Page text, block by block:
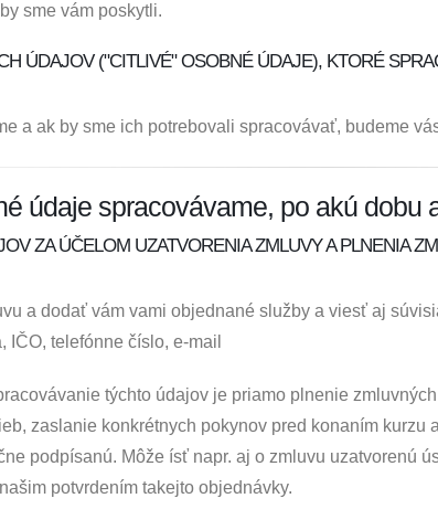
sme vám poskytli.
ÚDAJOV ("CITLIVÉ" OSOBNÉ ÚDAJE), KTORÉ
a ak by sme ich potrebovali spracovávať, budeme
údaje spracovávame, po akú dobu
ZA ÚČELOM UZATVORENIA ZMLUVY A PLNENIA
a dodať vám vami objednané služby a viesť aj
IČO, telefónne číslo, e-mail
týchto údajov je priamo plnenie
zaslanie konkrétnych pokynov pred konaním kurzu
podpísanú. Môže ísť napr. aj o zmluvu uzatvorenú
potvrdením takejto objednávky.